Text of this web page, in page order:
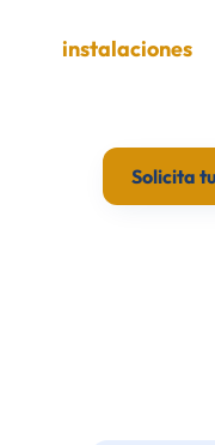
instalaciones
Solicita